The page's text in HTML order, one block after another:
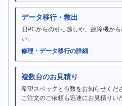
データ移行・救出
旧PCからの引っ越しや、故障機か
い。
修理・データ移行の詳細
複数台のお見積り
希望スペックと台数をお知らせくだ
ご注文のご依頼も迅速にお見積りい